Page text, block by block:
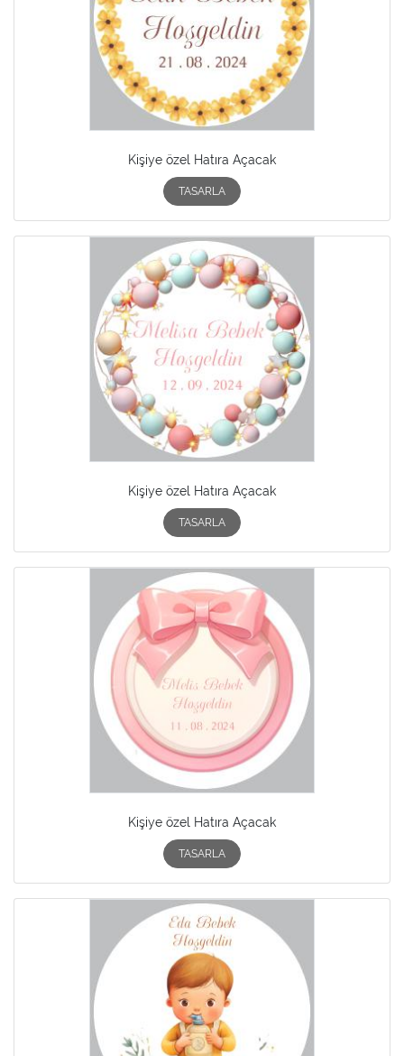
Kişiye özel Hatıra Açacak
TASARLA
Kişiye özel Hatıra Açacak
TASARLA
Kişiye özel Hatıra Açacak
TASARLA